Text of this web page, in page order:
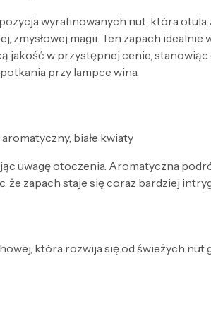
wyrafinowanych nut, która otula
magii. Ten zapach
w przystępnej cenie, stanowiąc
przy lampce wina.
białe kwiaty
uwagę otoczenia. Aromatyczna
zapach staje się coraz bardziej
która rozwija się od świeżych nut